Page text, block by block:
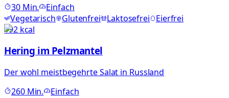
30Min.
Einfach
Vegetarisch
Glutenfrei Laktosefrei
Eierfrei
192kcal
Hering im Pelzmantel
Der wohl meistbegehrte Salat in Russland
260Min.
Einfach